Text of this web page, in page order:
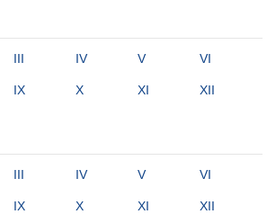
III IV V VI
IX X XI XII
III IV V VI
IX X XI XII